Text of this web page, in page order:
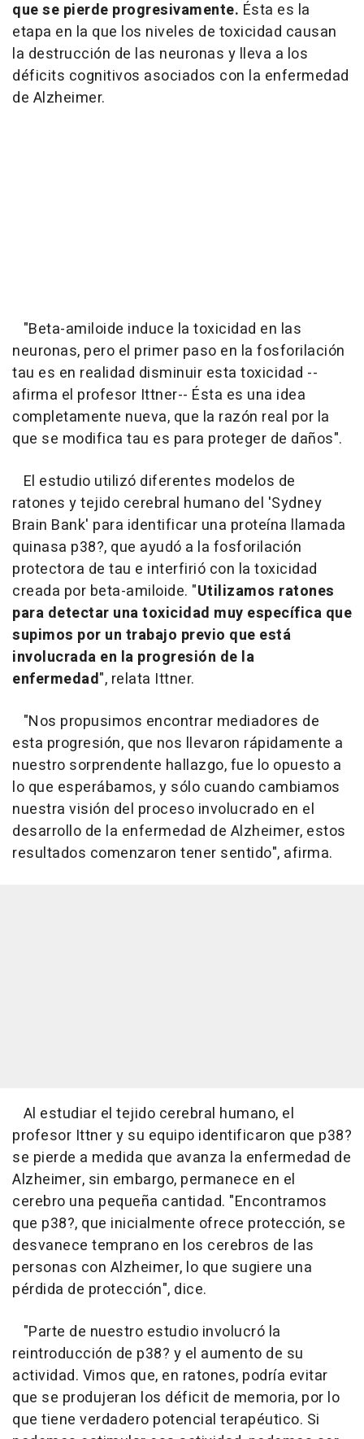
que se pierde progresivamente. Ésta es la
etapa en la que los niveles de toxicidad causan
la destrucción de las neuronas y lleva a los
déficits cognitivos asociados con la enfermedad
de Alzheimer.
"Beta-amiloide induce la toxicidad en las
neuronas, pero el primer paso en la fosforilación
tau es en realidad disminuir esta toxicidad --
afirma el profesor Ittner-- Ésta es una idea
completamente nueva, que la razón real por la
que se modifica tau es para proteger de daños".
El estudio utilizó diferentes modelos de
ratones y tejido cerebral humano del 'Sydney
Brain Bank' para identificar una proteína llamada
quinasa p38?, que ayudó a la fosforilación
protectora de tau e interfirió con la toxicidad
creada por beta-amiloide. "Utilizamos ratones
para detectar una toxicidad muy específica que
supimos por un trabajo previo que está
involucrada en la progresión de la
enfermedad", relata Ittner.
"Nos propusimos encontrar mediadores de
esta progresión, que nos llevaron rápidamente a
nuestro sorprendente hallazgo, fue lo opuesto a
lo que esperábamos, y sólo cuando cambiamos
nuestra visión del proceso involucrado en el
desarrollo de la enfermedad de Alzheimer, estos
resultados comenzaron tener sentido", afirma.
Al estudiar el tejido cerebral humano, el
profesor Ittner y su equipo identificaron que p38?
se pierde a medida que avanza la enfermedad de
Alzheimer, sin embargo, permanece en el
cerebro una pequeña cantidad. "Encontramos
que p38?, que inicialmente ofrece protección, se
desvanece temprano en los cerebros de las
personas con Alzheimer, lo que sugiere una
pérdida de protección", dice.
"Parte de nuestro estudio involucró la
reintroducción de p38? y el aumento de su
actividad. Vimos que, en ratones, podría evitar
que se produjeran los déficit de memoria, por lo
que tiene verdadero potencial terapéutico. Si